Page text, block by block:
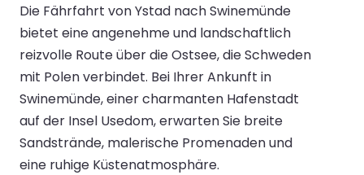
Die Fährfahrt von Ystad nach Swinemünde
bietet eine angenehme und landschaftlich
reizvolle Route über die Ostsee, die Schweden
mit Polen verbindet. Bei Ihrer Ankunft in
Swinemünde, einer charmanten Hafenstadt
auf der Insel Usedom, erwarten Sie breite
Sandstrände, malerische Promenaden und
eine ruhige Küstenatmosphäre.